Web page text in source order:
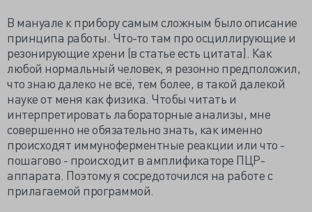
В мануале к прибору самым сложным было описание
принципа работы. Что-то там про осциллирующие и
резонирующие хрени (в статье есть цитата). Как
любой нормальный человек, я резонно предположил,
что знаю далеко не всё, тем более, в такой далекой
науке от меня как физика. Чтобы читать и
интерпретировать лабораторные анализы, мне
совершенно не обязательно знать, как именно
происходят иммуноферментные реакции или что -
пошагово - происходит в амплификаторе ПЦР-
аппарата. Поэтому я сосредоточился на работе с
прилагаемой программой.